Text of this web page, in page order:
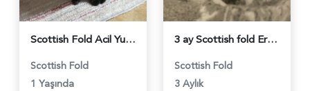
Scottish Fold Acil Yuva sokakta yaşayamaz - 4278
Scottish Fold
1 Yaşında
3 ay Scottish fold Erkek Kedim Yuva Arıyor - 4230
Scottish Fold
3 Aylık